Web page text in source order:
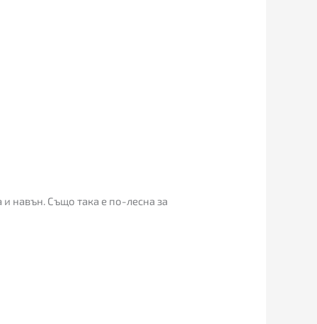
и навън. Също така е по-лесна за